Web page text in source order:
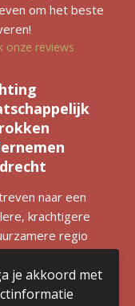
om het beste
onze reviews
naar een
krachtigere
regio
kansen voor
Zien we
voor
je akkoord met